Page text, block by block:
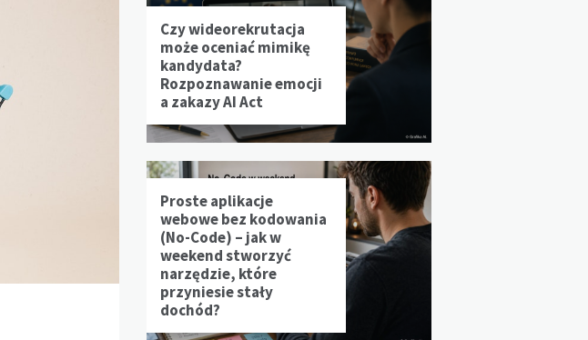
Czy wideorekrutacja
może oceniać mimikę
kandydata?
Rozpoznawanie emocji
a zakazy AI Act
Proste aplikacje
webowe bez kodowania
(No-Code) – jak w
weekend stworzyć
narzędzie, które
przyniesie stały
dochód?